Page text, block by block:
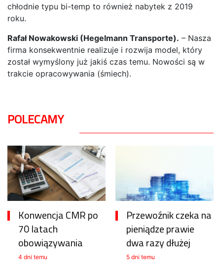
chłodnie typu bi-temp to również nabytek z 2019
roku.
Rafał Nowakowski (Hegelmann Transporte). – Nasza
firma konsekwentnie realizuje i rozwija model, który
został wymyślony już jakiś czas temu. Nowości są w
trakcie opracowywania (śmiech).
POLECAMY
Konwencja CMR po
70 latach
obowiązywania
4 dni temu
Przewoźnik czeka na
pieniądze prawie
dwa razy dłużej
5 dni temu